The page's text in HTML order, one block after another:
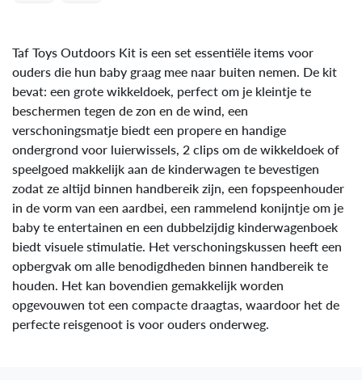
Taf Toys Outdoors Kit is een set essentiële items voor
ouders die hun baby graag mee naar buiten nemen. De kit
bevat: een grote wikkeldoek, perfect om je kleintje te
beschermen tegen de zon en de wind, een
verschoningsmatje biedt een propere en handige
ondergrond voor luierwissels, 2 clips om de wikkeldoek of
speelgoed makkelijk aan de kinderwagen te bevestigen
zodat ze altijd binnen handbereik zijn, een fopspeenhouder
in de vorm van een aardbei, een rammelend konijntje om je
baby te entertainen en een dubbelzijdig kinderwagenboek
biedt visuele stimulatie. Het verschoningskussen heeft een
opbergvak om alle benodigdheden binnen handbereik te
houden. Het kan bovendien gemakkelijk worden
opgevouwen tot een compacte draagtas, waardoor het de
perfecte reisgenoot is voor ouders onderweg.